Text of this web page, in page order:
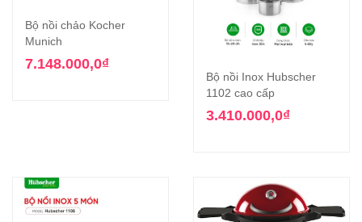
Bộ nồi chảo Kocher
Munich
7.148.000,0₫
Bộ nồi Inox Hubscher
1102 cao cấp
3.410.000,0₫